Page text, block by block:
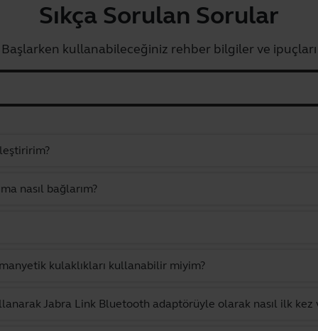
Sıkça Sorulan Sorular
Başlarken kullanabileceğiniz rehber bilgiler ve ipuçları
nasıl bağlarım?
kulaklıkları kullanabilir miyim?
Jabra Link Bluetooth adaptörüyle olarak nasıl ilk